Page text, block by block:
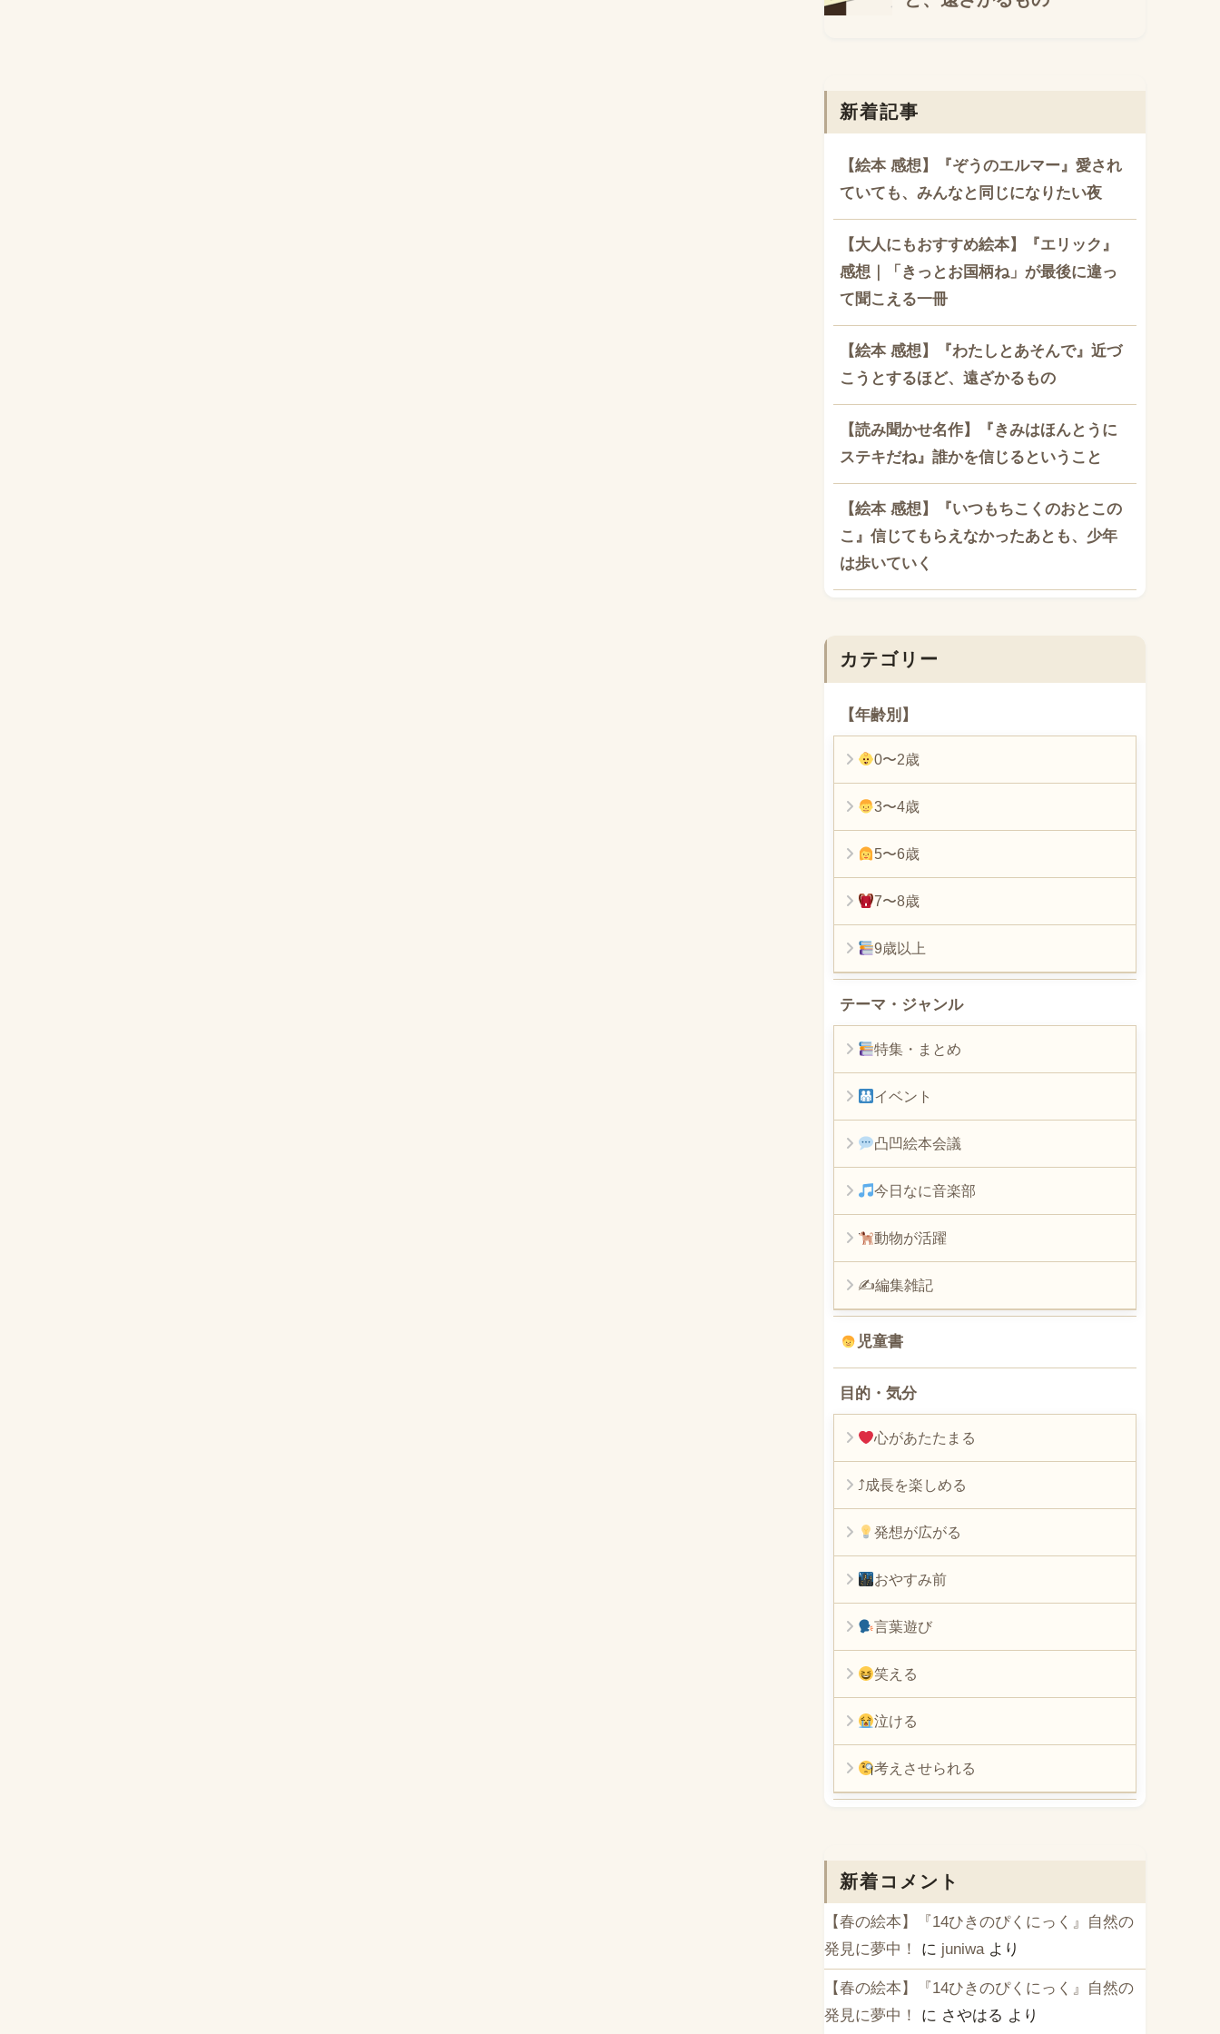
新着記事
【絵本 感想】『ぞうのエルマー』愛され
ていても、みんなと同じになりたい夜
【大人にもおすすめ絵本】『エリック』
感想｜「きっとお国柄ね」が最後に違っ
て聞こえる一冊
【絵本 感想】『わたしとあそんで』近づ
こうとするほど、遠ざかるもの
【読み聞かせ名作】『きみはほんとうに
ステキだね』誰かを信じるということ
【絵本 感想】『いつもちこくのおとこの
こ』信じてもらえなかったあとも、少年
は歩いていく
カテゴリー
【年齢別】
0〜2歳
3〜4歳
5〜6歳
7〜8歳
9歳以上
テーマ・ジャンル
特集・まとめ
イベント
凸凹絵本会議
今日なに音楽部
動物が活躍
✍編集雑記
児童書
目的・気分
心があたたまる
⤴︎成長を楽しめる
発想が広がる
おやすみ前
言葉遊び
笑える
泣ける
考えさせられる
新着コメント
【春の絵本】『14ひきのぴくにっく』自然の
発見に夢中！
に juniwa より
【春の絵本】『14ひきのぴくにっく』自然の
発見に夢中！
に さやはる より